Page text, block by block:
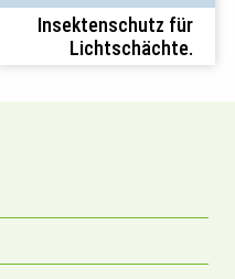
Insektenschutz für
Lichtschächte.